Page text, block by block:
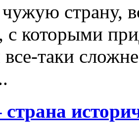
страну,
которыми
таки
страна